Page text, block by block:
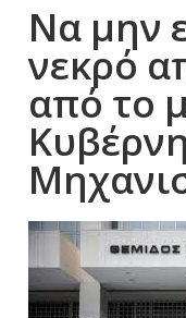
Να μην
νεκρό
από το